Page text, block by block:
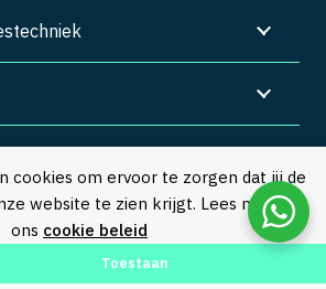
cookies om ervoor te zorgen dat jij de
website te zien krijgt. Lees meer in
ons cookie beleid
Toestaan
voorwaarden | Privacy
Freestechniek |
Webdesign by Yooker–
Made with 💙